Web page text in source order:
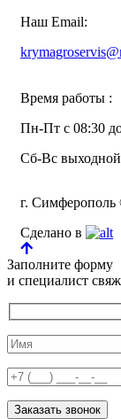
Наш Email:
Время работы :
Пн-Пт с 08:30
Сб-Вс выходной
г. Симферополь
Сделано в
Заполните форму
и специалист